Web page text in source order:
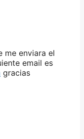
me enviara el
email es
gracias